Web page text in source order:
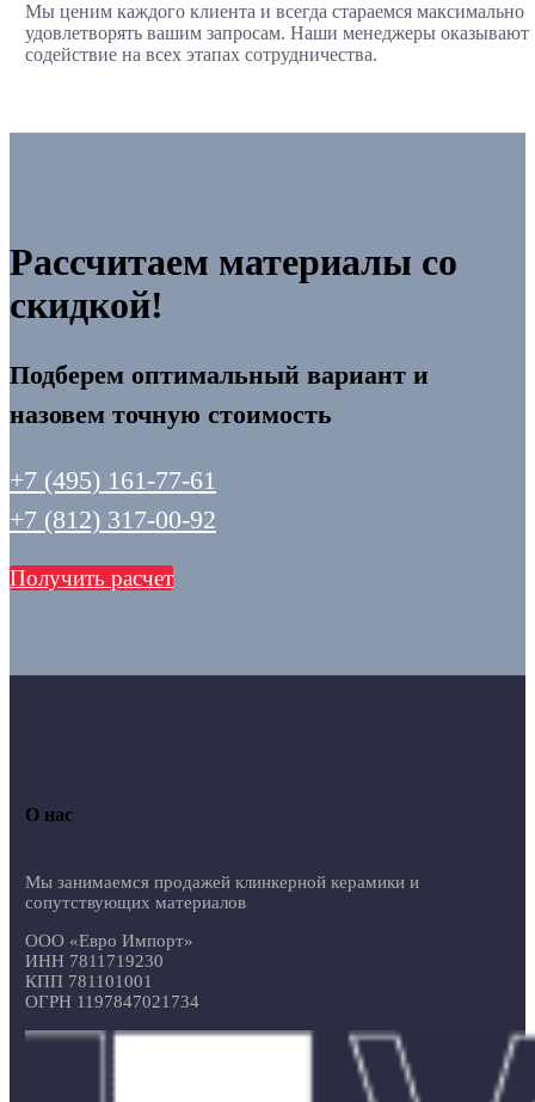
Мы ценим каждого клиента и всегда стараемся максимально
удовлетворять вашим запросам. Наши менеджеры оказывают
содействие на всех этапах сотрудничества.
Рассчитаем материалы со
скидкой!
Подберем оптимальный вариант и
назовем точную стоимость
+7 (495) 161-77-61
+7 (812) 317-00-92
Получить расчет
О нас
Мы занимаемся продажей клинкерной керамики и
сопутствующих материалов
ООО «Евро Импорт»
ИНН 7811719230
КПП 781101001
ОГРН 1197847021734